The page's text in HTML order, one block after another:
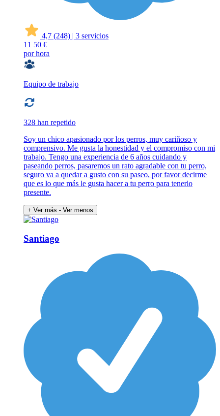
4,7 (248) | 3 servicios
11 50 €
por hora
Equipo de trabajo
328 han repetido
Soy un chico apasionado por los perros, muy cariñoso y
comprensivo. Me gusta la honestidad y el compromiso con mi
trabajo. Tengo una experiencia de 6 años cuidando y
paseando perros, pasaremos un rato agradable con tu perro,
seguro va a quedar a gusto con su paseo, por favor decirme
que es lo que más le gusta hacer a tu perro para tenerlo
presente.
+ Ver más - Ver menos
Santiago